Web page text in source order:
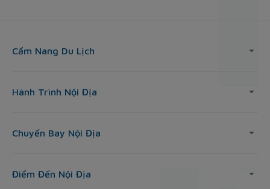
Cẩm Nang Du Lịch
Hành Trình Nội Địa
Chuyến Bay Nội Địa
Điểm Đến Nội Địa